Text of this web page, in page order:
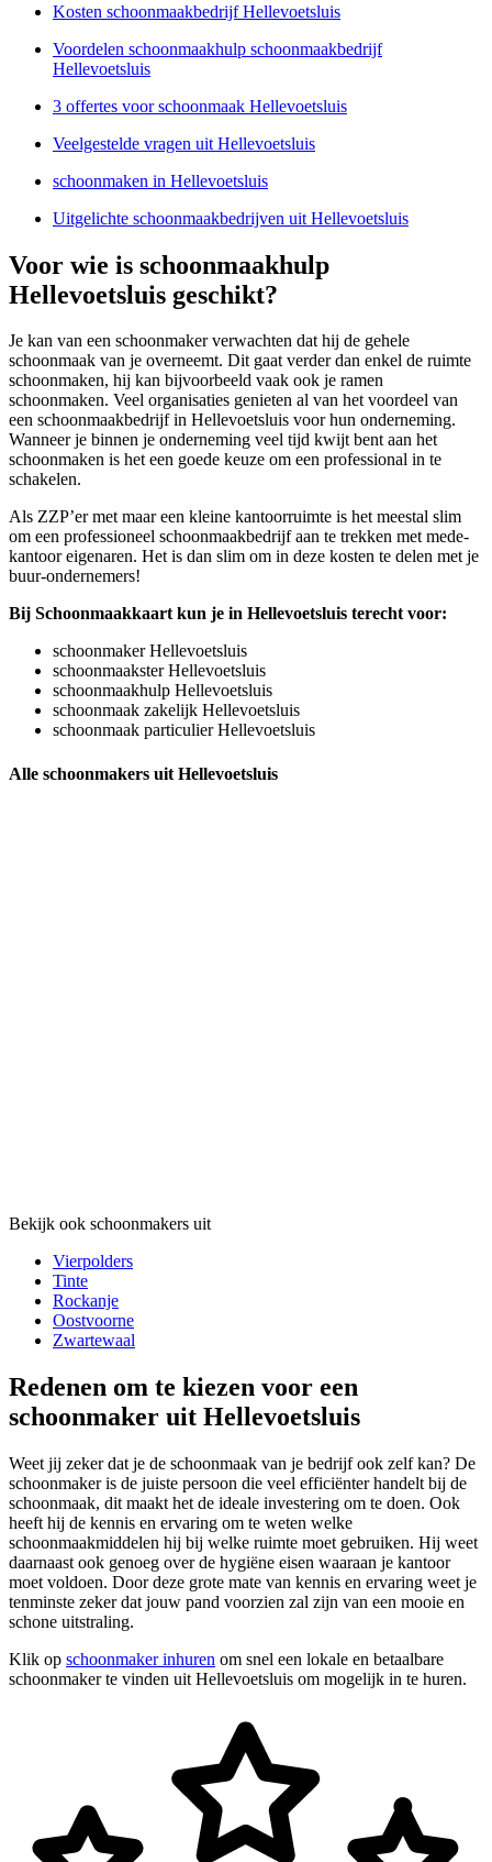
Kosten schoonmaakbedrijf Hellevoetsluis
Voordelen schoonmaakhulp schoonmaakbedrijf
Hellevoetsluis
3 offertes voor schoonmaak Hellevoetsluis
Veelgestelde vragen uit Hellevoetsluis
schoonmaken in Hellevoetsluis
Uitgelichte schoonmaakbedrijven uit Hellevoetsluis
Voor wie is schoonmaakhulp
Hellevoetsluis geschikt?
Je kan van een schoonmaker verwachten dat hij de gehele
schoonmaak van je overneemt. Dit gaat verder dan enkel de ruimte
schoonmaken, hij kan bijvoorbeeld vaak ook je ramen
schoonmaken. Veel organisaties genieten al van het voordeel van
een schoonmaakbedrijf in Hellevoetsluis voor hun onderneming.
Wanneer je binnen je onderneming veel tijd kwijt bent aan het
schoonmaken is het een goede keuze om een professional in te
schakelen.
Als ZZP’er met maar een kleine kantoorruimte is het meestal slim
om een professioneel schoonmaakbedrijf aan te trekken met mede-
kantoor eigenaren. Het is dan slim om in deze kosten te delen met je
buur-ondernemers!
Bij Schoonmaakkaart kun je in Hellevoetsluis terecht voor:
schoonmaker Hellevoetsluis
schoonmaakster Hellevoetsluis
schoonmaakhulp Hellevoetsluis
schoonmaak zakelijk Hellevoetsluis
schoonmaak particulier Hellevoetsluis
Alle schoonmakers uit Hellevoetsluis
Bekijk ook schoonmakers uit
Vierpolders
Tinte
Rockanje
Oostvoorne
Zwartewaal
Redenen om te kiezen voor een
schoonmaker uit Hellevoetsluis
Weet jij zeker dat je de schoonmaak van je bedrijf ook zelf kan? De
schoonmaker is de juiste persoon die veel efficiënter handelt bij de
schoonmaak, dit maakt het de ideale investering om te doen. Ook
heeft hij de kennis en ervaring om te weten welke
schoonmaakmiddelen hij bij welke ruimte moet gebruiken. Hij weet
daarnaast ook genoeg over de hygiëne eisen waaraan je kantoor
moet voldoen. Door deze grote mate van kennis en ervaring weet je
tenminste zeker dat jouw pand voorzien zal zijn van een mooie en
schone uitstraling.
Klik op schoonmaker inhuren om snel een lokale en betaalbare
schoonmaker te vinden uit Hellevoetsluis om mogelijk in te huren.